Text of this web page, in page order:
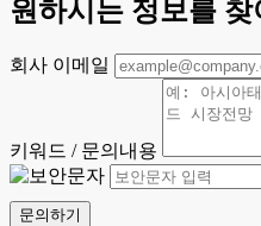
원하시는 정보를
회사 이메일
키워드 / 문의내용
문의하기